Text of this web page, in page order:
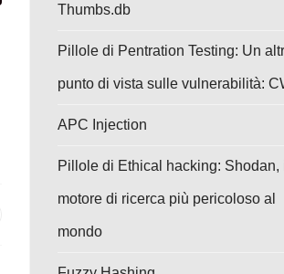
Thumbs.db
Pillole di Pentration Testing: Un
punto di vista sulle vulnerabilità:
APC Injection
Pillole di Ethical hacking: Shodan,
motore di ricerca più pericoloso al
mondo